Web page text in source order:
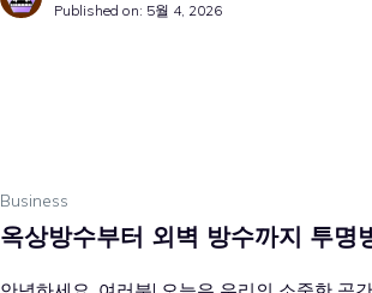
Published on: 5월 4, 2026
Business
옥상방수부터 외벽 방수까지 투명